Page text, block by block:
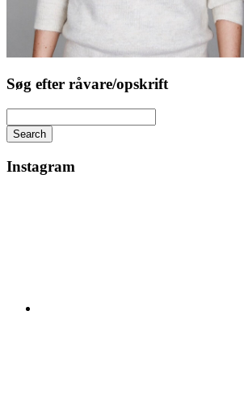
Søg efter råvare/opskrift
Search
Instagram